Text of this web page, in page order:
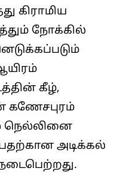
கிராமிய
நோக்கில்
கீழ்,
கணேசபுரம்
நெல்லினை
அடிக்கல்
நடைபெற்றது.